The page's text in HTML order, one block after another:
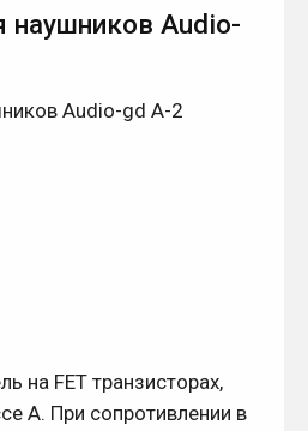
наушников Audio-
на FET транзисторах,
А. При сопротивлении в